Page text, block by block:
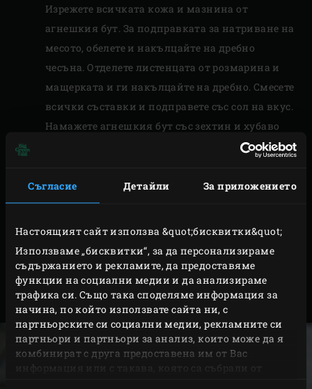
Съгласие Детайли За приложението
Настоящият сайт използва &quot;бисквитки&quot;
Използваме „бисквитки“, за да персонализираме
съдържанието и рекламите, да предоставяме
функции на социални медии и да анализираме
трафика си. Също така споделяме информация за
начина, по който използвате сайта ни, с
партньорските си социални медии, рекламните си
партньори и партньори за анализ, които може да я
комбинират с друга предоставена им от Вас
информация или с такава, която са събрали от
Изрежете всичката кожа и мазнина от
агнешкия бут. За подправката за натриване на
месото, обелете и накълцайте на дребно
чесъна. Отделете листенцата от розмарина и
мащерката и ги накълцайте на дребно. Смесете
всички съставки и подправете със сол на вкус.
Намажете агнешкия бут със зехтин и хубаво
втрийте микса по цялата му повърхност.
половина.
Извадете агнешкия бут от хладилника
сконвЕГГтораирешетката, до температура от
150°C. През това време измийте зеленчуците, но
не ги белете.